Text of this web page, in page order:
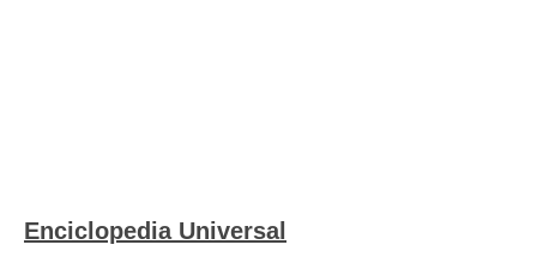
Enciclopedia Universal